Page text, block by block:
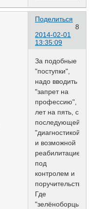
Поделиться
8
2014-02-01
13:35:09
За подобные
"поступки",
надо вводить
"запрет на
профессию",
лет на пять, с
последующей
"диагностикой"
и возможной
реабилитацией,
под
контролем и
поручительством.
Где
"зелёноборцы-